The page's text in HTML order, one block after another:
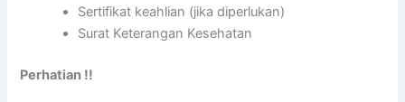
Sertifikat keahlian (jika diperlukan)
Surat Keterangan Kesehatan
Perhatian !!